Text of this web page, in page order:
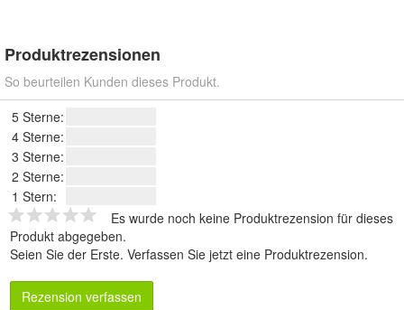
Produktrezensionen
So beurteilen Kunden dieses Produkt.
5 Sterne:
4 Sterne:
3 Sterne:
2 Sterne:
1 Stern:
Es wurde noch keine Produktrezension für dieses
Produkt abgegeben.
Seien Sie der Erste. Verfassen Sie jetzt eine Produktrezension.
Rezension verfassen